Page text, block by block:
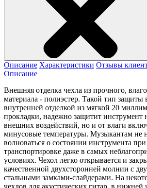
Описание Характеристики Отзывы
Описание
Внешняя отделка чехла из прочного,
материала - полиэстер. Такой тип защиты
внутренней отделкой из мягкой 20
прокладки, надежно защитит инструмент
внешних воздействий, но и от влаги
минусовые температуры. Музыкантам не
волноваться о состоянии инструмента при
транспортировке даже в самых
условиях. Чехол легко открывается и
качественной двухсторонней молнии с
стальными замками-слайдерами. На
чехлов для акустических гитар, в нижней